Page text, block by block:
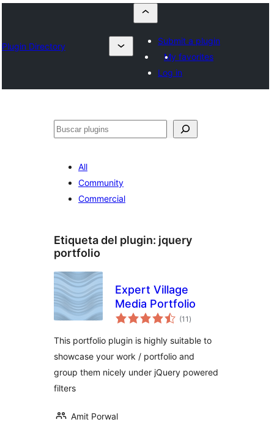
Plugin Directory
Submit a plugin
My favorites
Log in
Buscar
All
Community
Commercial
Etiqueta del plugin: jquery
portfolio
Expert Village
Media Portfolio
(11 total
de
)
This portfolio plugin is highly suitable to
showcase your work / portfolio and
group them nicely under jQuery powered
filters
Amit Porwal